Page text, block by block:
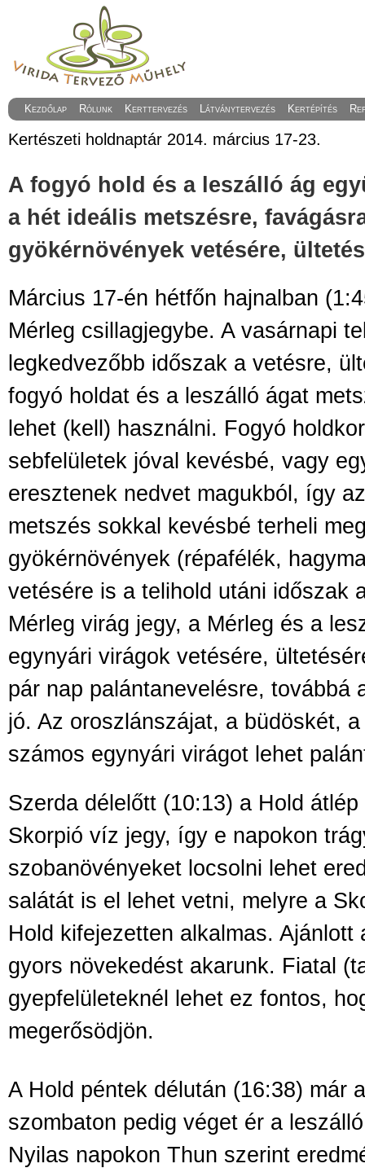
Kezdőlap Rólunk Kerttervezés Látványtervezés Kertépítés
Kertészeti holdnaptár 2014. március 17-23.
A fogyó hold és a leszálló ág
a hét ideális metszésre,
gyökérnövények vetésére,
Március 17-én hétfőn hajnalban
Mérleg csillagjegybe. A vasárnapi
legkedvezőbb időszak a vetésre,
fogyó holdat és a leszálló ágat
lehet (kell) használni. Fogyó
sebfelületek jóval kevésbé, vagy
eresztenek nedvet magukból, így
metszés sokkal kevésbé terheli
gyökérnövények (répafélék,
vetésére is a telihold utáni időszak
Mérleg virág jegy, a Mérleg és a
egynyári virágok vetésére,
pár nap palántanevelésre, továbbá
jó. Az oroszlánszájat, a büdöskét,
számos egynyári virágot lehet
Szerda délelőtt (10:13) a Hold
Skorpió víz jegy, így e napokon
szobanövényeket locsolni lehet
salátát is el lehet vetni, melyre a
Hold kifejezetten alkalmas. Ajánlott
gyors növekedést akarunk. Fiatal
gyepfelületeknél lehet ez fontos,
megerősödjön.
A Hold péntek délután (16:38) már
szombaton pedig véget ér a
Nyilas napokon Thun szerint